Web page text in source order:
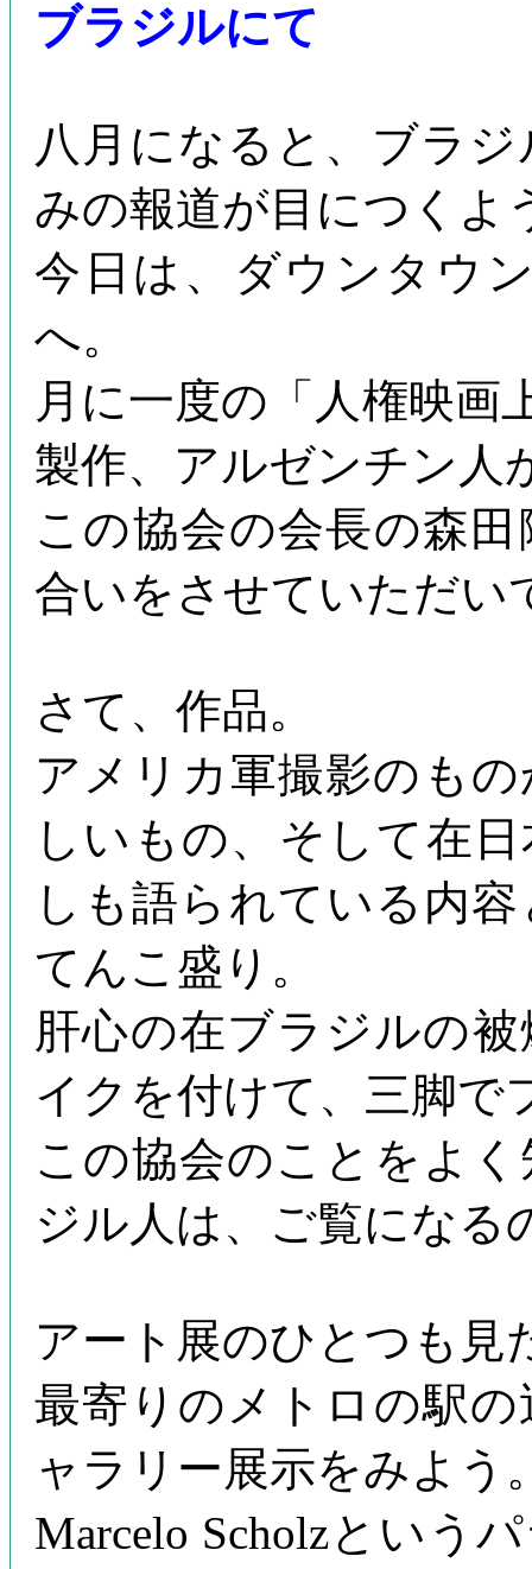
ブラジルにて
八月になると、ブラ
みの報道が目につくよ
今日は、ダウンタウ
へ。
月に一度の「人権映画
製作、アルゼンチン人
この協会の会長の森
合いをさせていただい
さて、作品。
アメリカ軍撮影のも
しいもの、そして在
しも語られている内
てんこ盛り。
肝心の在ブラジルの
イクを付けて、三脚で
この協会のことをよ
ジル人は、ご覧になる
アート展のひとつも見
最寄りのメトロの駅
ャラリー展示をみよう
Marcelo Scholzという